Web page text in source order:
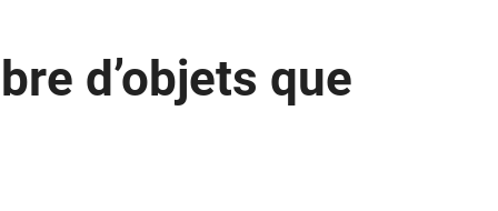
d’objets que